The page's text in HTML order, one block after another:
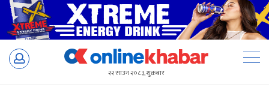
Skip
२२ साउन २०८३, शुक्रबार